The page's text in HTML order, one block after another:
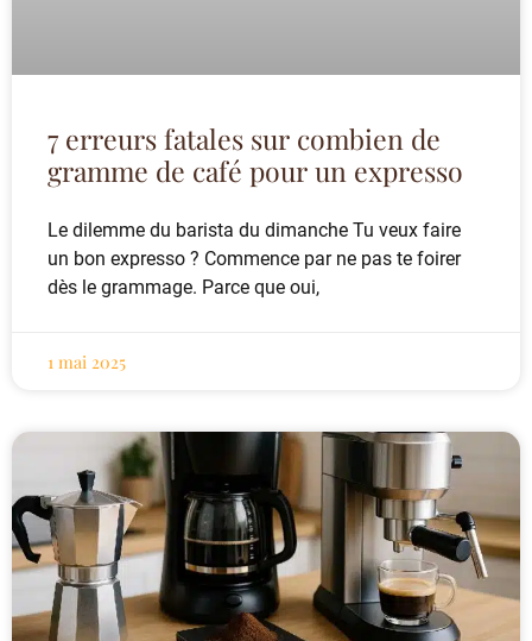
7 erreurs fatales sur combien de
gramme de café pour un expresso
Le dilemme du barista du dimanche Tu veux faire
un bon expresso ? Commence par ne pas te foirer
dès le grammage. Parce que oui,
1 mai 2025